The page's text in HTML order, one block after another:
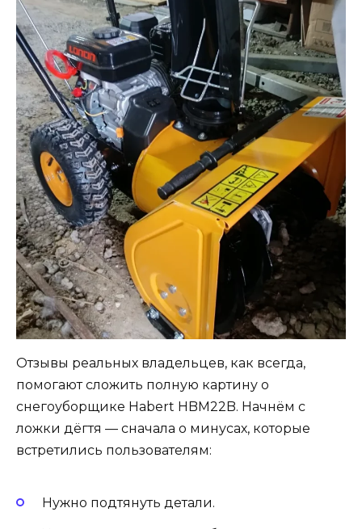
Отзывы реальных владельцев, как всегда,
помогают сложить полную картину о
снегоуборщике Habert HBM22B. Начнём с
ложки дёгтя — сначала о минусах, которые
встретились пользователям:
Нужно подтянуть детали.